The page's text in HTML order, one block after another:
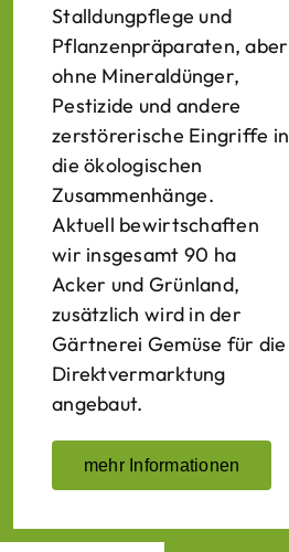
Stalldungpflege und
Pflanzenpräparaten, aber
ohne Mineraldünger,
Pestizide und andere
zerstörerische Eingriffe in
die ökologischen
Zusammenhänge.
Aktuell bewirtschaften
wir insgesamt 90 ha
Acker und Grünland,
zusätzlich wird in der
Gärtnerei Gemüse für die
Direktvermarktung
angebaut.
mehr Informationen